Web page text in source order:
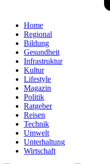
Home
Regional
Bildung
Gesundheit
Infrastruktur
Kultur
Lifestyle
Magazin
Politik
Ratgeber
Reisen
Technik
Umwelt
Unterhaltung
Wirtschaft